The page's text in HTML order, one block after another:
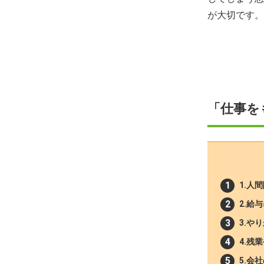
が大切です。
「仕事
1.人
2.給
3.や
4.残
5.会